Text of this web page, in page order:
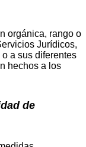
orgánica, rango o
Jurídicos,
a sus diferentes
hechos a los
de